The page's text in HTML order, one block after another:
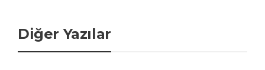
Diğer Yazılar